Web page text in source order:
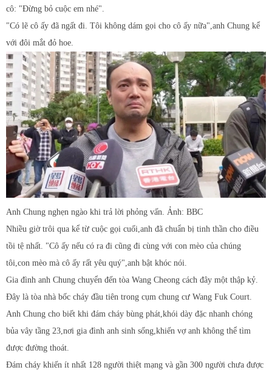
cô: "Đừng bỏ cuộc em nhé".
"Có lẽ cô ấy đã ngất đi. Tôi không dám gọi cho cô ấy nữa",anh Chung kể
với đôi mắt đỏ hoe.
Anh Chung nghẹn ngào khi trả lời phỏng vấn. Ảnh: BBC
Nhiều giờ trôi qua kể từ cuộc gọi cuối,anh đã chuẩn bị tinh thần cho điều
tồi tệ nhất. "Cô ấy nếu có ra đi cũng đi cùng với con mèo của chúng
tôi,con mèo mà cô ấy rất yêu quý",anh bật khóc nói.
Gia đình anh Chung chuyển đến tòa Wang Cheong cách đây một thập kỷ.
Đây là tòa nhà bốc cháy đầu tiên trong cụm chung cư Wang Fuk Court.
Anh Chung cho biết khi đám cháy bùng phát,khói dày đặc nhanh chóng
bủa vây tầng 23,nơi gia đình anh sinh sống,khiến vợ anh không thể tìm
được đường thoát.
Đám cháy khiến ít nhất 128 người thiệt mạng và gần 300 người chưa được